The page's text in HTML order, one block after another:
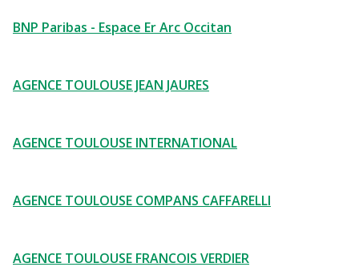
BNP Paribas - Espace Er Arc Occitan
AGENCE TOULOUSE JEAN JAURES
AGENCE TOULOUSE INTERNATIONAL
AGENCE TOULOUSE COMPANS CAFFARELLI
AGENCE TOULOUSE FRANCOIS VERDIER